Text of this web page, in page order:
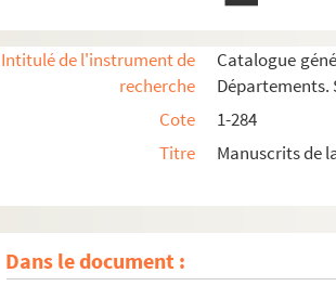
Intitulé de l'instrument de
recherche
Catalogue
Départements.
Cote
1-284
Titre
Manuscrits de
Dans le document :
61. (Recueil)
62. (Recueil)
66. (Recueil)
67. (Recueil)
68. Psalterium